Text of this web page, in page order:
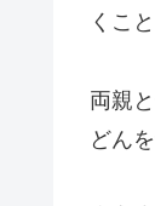
くこ
両親
どん